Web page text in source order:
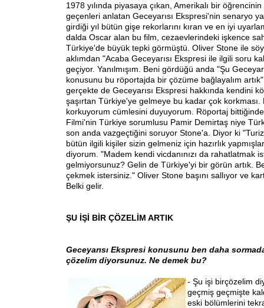
1978 yılında piyasaya çıkan, Amerikalı bir
geçenleri anlatan Geceyarısı Ekspresi'nin senaryo
girdiği yıl bütün gişe rekorlarını kıran ve en iyi
dalda Oscar alan bu film, cezaevlerindeki işkence
Türkiye'de büyük tepki görmüştü. Oliver Stone ile
aklımdan "Acaba Geceyarısı Ekspresi ile ilgili soru
geçiyor. Yanılmışım. Beni gördüğü anda "Şu
konusunu bu röportajda bir çözüme bağlayalım
gerçekte de Geceyarısı Ekspresi hakkında kendini
şaşırtan Türkiye'ye gelmeye bu kadar çok korkması.
korkuyorum cümlesini duyuyorum. Röportaj
Filmi'nin Türkiye sorumlusu Pamir Demirtaş niye
son anda vazgeçtiğini soruyor Stone'a. Diyor ki
bütün ilgili kişiler sizin gelmeniz için hazırlık
diyorum. "Madem kendi vicdanınızı da rahatlatmak
gelmiyorsunuz? Gelin de Türkiye'yi bir görün artık.
çekmek istersiniz." Oliver Stone başını sallıyor ve
Belki gelir.
ŞU İŞİ BİR ÇÖZELİM ARTIK
Geceyarısı Ekspresi konusunu ben daha
çözelim diyorsunuz. Ne demek bu?
- Şu işi birçözelim
geçmiş geçmişte
eski bölümlerini